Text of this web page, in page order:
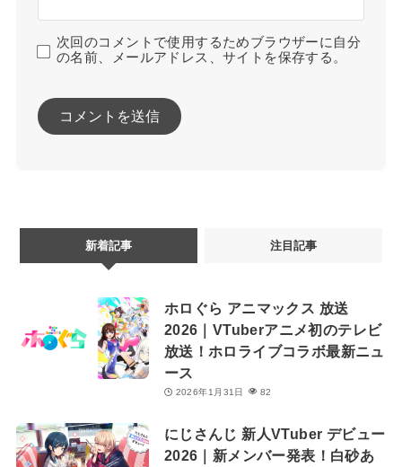
次回のコメントで使用するためブラウザーに自分
の名前、メールアドレス、サイトを保存する。
新着記事 注目記事
ホロぐら アニマックス 放送
2026｜VTuberアニメ初のテレビ
放送！ホロライブコラボ最新ニュ
ース
2026年1月31日 82
にじさんじ 新人VTuber デビュー
2026｜新メンバー発表！白砂あ